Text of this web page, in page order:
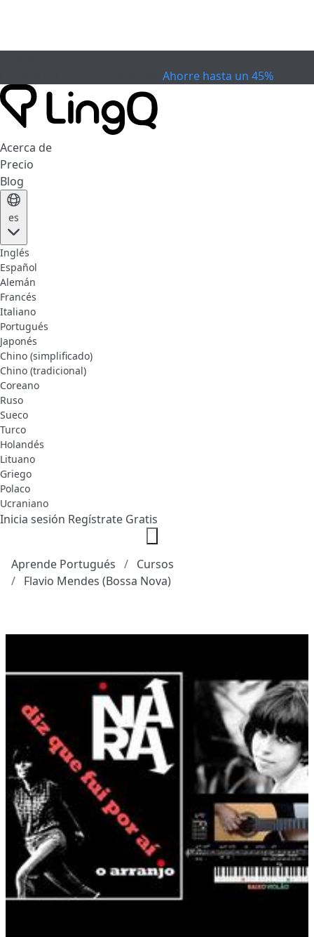
Ahorre hasta un 45%
Acerca de
Precio
Blog
es
Inglés
Español
Alemán
Francés
Italiano
Portugués
Japonés
Chino (simplificado)
Chino (tradicional)
Coreano
Ruso
Sueco
Turco
Holandés
Lituano
Griego
Polaco
Ucraniano
Inicia sesión Regístrate Gratis
Aprende Portugués
Cursos
Flavio Mendes (Bossa Nova)